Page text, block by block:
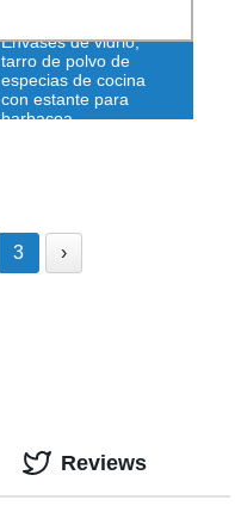
Envases de vidrio,
tarro de polvo de
especias de cocina
con estante para
barbacoa
3 ›
Reviews